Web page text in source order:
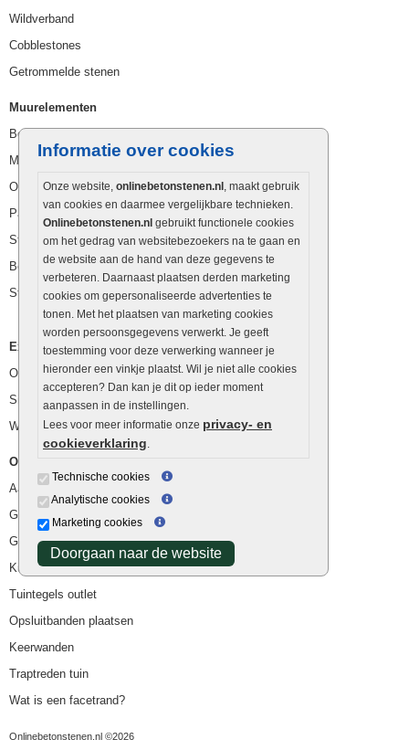
Informatie over cookies
Onze website, onlinebetonstenen.nl , maakt gebruik
van cookies en daarmee vergelijkbare technieken.
Onlinebetonstenen.nl gebruikt functionele cookies
om het gedrag van websitebezoekers na te gaan en
de website aan de hand van deze gegevens te
verbeteren. Daarnaast plaatsen derden marketing
cookies om gepersonaliseerde advertenties te
tonen. Met het plaatsen van marketing cookies
worden persoonsgegevens verwerkt. Je geeft
toestemming voor deze verwerking wanneer je
hieronder een vinkje plaatst. Wil je niet alle cookies
accepteren? Dan kan je dit op ieder moment
aanpassen in de instellingen.
Lees voor meer informatie onze privacy- en
cookieverklaring.
Technische cookies
Analytische cookies
Marketing cookies
Doorgaan naar de website
Wildverband
Cobblestones
Getrommelde stenen
Muurelementen
Betonbielzen
Muurstenen
Opsluitbanden
Palissaden
Stapelblokken
Betonblokken
Stapelstenen
Extra benodigdheden
Ophoogzand
Siergrind en siersplit
Waterafvoer
Overig
Aanbiedingen
Goedkope bestrating
Goedkope tuintegels
Kunstgras
Tuintegels outlet
Opsluitbanden plaatsen
Keerwanden
Traptreden tuin
Wat is een facetrand?
Onlinebetonstenen.nl ©2026